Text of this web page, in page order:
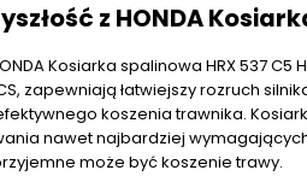
z HONDA
Kosiarka spalinowa HRX 537
zapewniają łatwiejszy rozruch
koszenia trawnika.
nawet najbardziej wymagających
może być koszenie trawy.